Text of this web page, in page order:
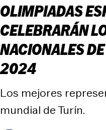
OLIMPIADAS
CELEBRARÁN
NACIONALES
2024
Los mejores
mundial de Turín.